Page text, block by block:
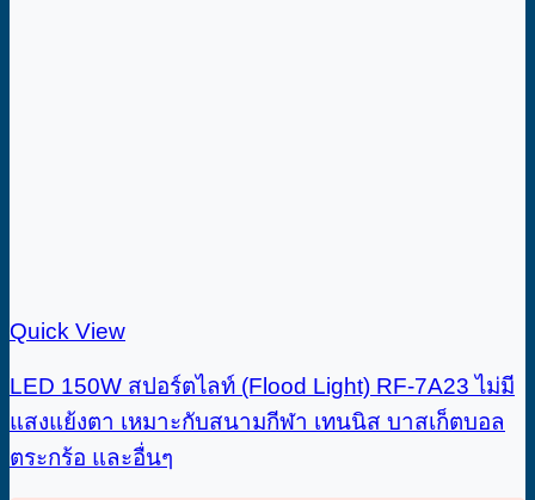
Quick View
LED 150W สปอร์ตไลท์ (Flood Light) RF-7A23 ไม่มี
แสงแย้งตา เหมาะกับสนามกีฬา เทนนิส บาสเก็ตบอล
ตระกร้อ และอื่นๆ